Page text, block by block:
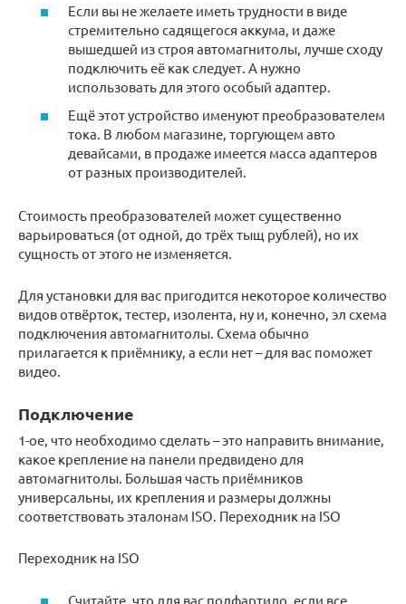
Если вы не желаете иметь трудности в виде
стремительно садящегося аккума, и даже
вышедшей из строя автомагнитолы, лучше сходу
подключить её как следует. А нужно
использовать для этого особый адаптер.
Ещё этот устройство именуют преобразователем
тока. В любом магазине, торгующем авто
девайсами, в продаже имеется масса адаптеров
от разных производителей.
Стоимость преобразователей может существенно
варьироваться (от одной, до трёх тыщ рублей), но их
сущность от этого не изменяется.
Для установки для вас пригодится некоторое количество
видов отвёрток, тестер, изолента, ну и, конечно, эл схема
подключения автомагнитолы. Схема обычно
прилагается к приёмнику, а если нет – для вас поможет
видео.
Подключение
1-ое, что необходимо сделать – это направить внимание,
какое крепление на панели предвидено для
автомагнитолы. Большая часть приёмников
универсальны, их крепления и размеры должны
соответствовать эталонам ISO. Переходник на ISO
Переходник на ISO
Считайте, что для вас подфартило, если все